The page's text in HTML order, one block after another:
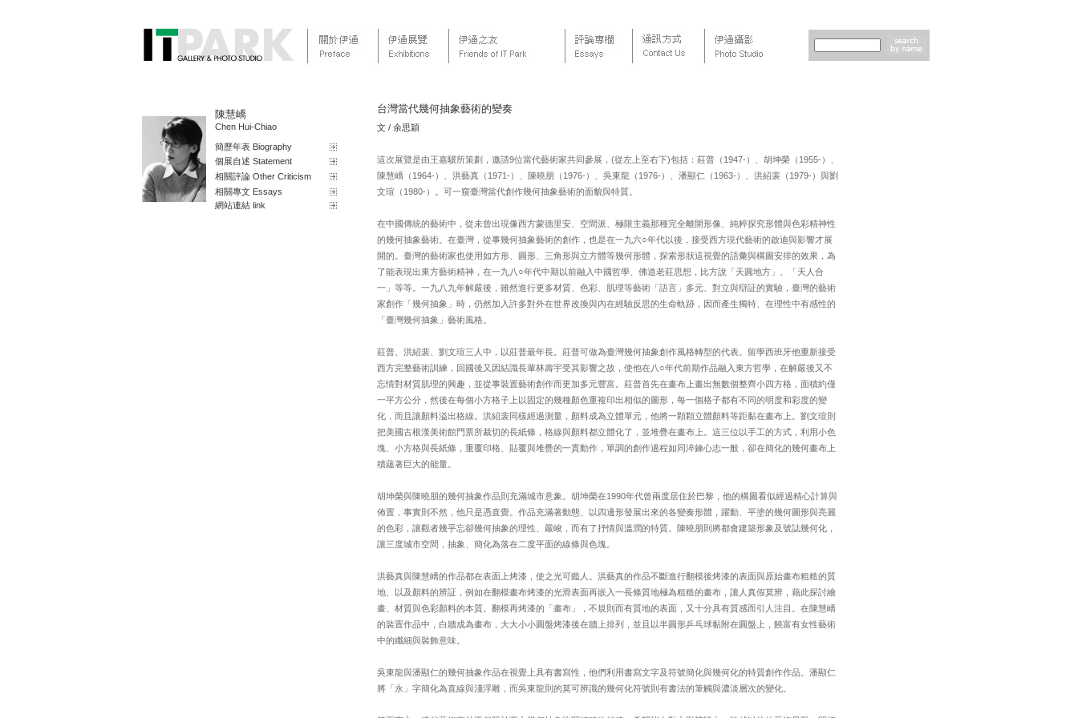
陳慧嶠
Chen Hui-Chiao
簡歷年表 Biography
個展自述 Statement
相關評論 Other Criticism
相關專文 Essays
網站連結 link
台灣當代幾何抽象藝術的變奏
文 / 余思穎
這次展覽是由王嘉驥所策劃，邀請9位當代藝術家共同參展，(從左上至右下)包括：莊普（1947-）、胡坤榮（1955-）、
陳慧嶠（1964-）、洪藝真（1971-）、陳曉朋（1976-）、吳東龍（1976-）、潘顯仁（1963-）、洪紹裴（1979-）與劉
文瑄（1980-）。可一窺臺灣當代創作幾何抽象藝術的面貌與特質。
在中國傳統的藝術中，從未曾出現像西方蒙德里安、空間派、極限主義那種完全離開形像、純粹探究形體與色彩精神性
的幾何抽象藝術。在臺灣，從事幾何抽象藝術的創作，也是在一九六○年代以後，接受西方現代藝術的啟迪與影響才展
開的。臺灣的藝術家也使用如方形、圓形、三角形與立方體等幾何形體，探索形狀這視覺的語彙與構圖安排的效果，為
了能表現出東方藝術精神，在一九八○年代中期以前融入中國哲學、佛道老莊思想，比方說「天圓地方」、「天人合
一」等等。一九八九年解嚴後，雖然進行更多材質、色彩、肌理等藝術「語言」多元、對立與辯証的實驗，臺灣的藝術
家創作「幾何抽象」時，仍然加入許多對外在世界改換與內在經驗反思的生命軌跡，因而產生獨特、在理性中有感性的
「臺灣幾何抽象」藝術風格。
莊普、洪紹裴、劉文瑄三人中，以莊普最年長。莊普可做為臺灣幾何抽象創作風格轉型的代表。留學西班牙他重新接受
西方完整藝術訓練，回國後又因結識長輩林壽宇受其影響之故，使他在八○年代前期作品融入東方哲學，在解嚴後又不
忘情對材質肌理的興趣，並從事裝置藝術創作而更加多元豐富。莊普首先在畫布上畫出無數個整齊小四方格，面積約僅
一平方公分，然後在每個小方格子上以固定的幾種顏色重複印出相似的圖形，每一個格子都有不同的明度和彩度的變
化，而且讓顏料溢出格線。洪紹裴同樣經過測量，顏料成為立體單元，他將一顆顆立體顏料等距黏在畫布上。劉文瑄則
把美國古根漢美術館門票所裁切的長紙條，格線與顏料都立體化了，並堆疊在畫布上。這三位以手工的方式，利用小色
塊、小方格與長紙條，重覆印格、貼覆與堆疊的一貫動作，單調的創作過程如同淬鍊心志一般，卻在簡化的幾何畫布上
積蘊著巨大的能量。
胡坤榮與陳曉朋的幾何抽象作品則充滿城市意象。胡坤榮在1990年代曾兩度居住於巴黎，他的構圖看似經過精心計算與
佈置，事實則不然，他只是憑直覺。作品充滿著動態、以四邊形發展出來的各變奏形體，躍動、平塗的幾何圖形與亮麗
的色彩，讓觀者幾乎忘卻幾何抽象的理性、嚴峻，而有了抒情與溫潤的特質。陳曉朋則將都會建築形象及號誌幾何化，
讓三度城市空間，抽象、簡化為落在二度平面的線條與色塊。
洪藝真與陳慧嶠的作品都在表面上烤漆，使之光可鑑人。洪藝真的作品不斷進行翻模後烤漆的表面與原始畫布粗糙的質
地、以及顏料的辨証，例如在翻模畫布烤漆的光滑表面再嵌入一長條質地極為粗糙的畫布，讓人真假莫辨，藉此探討繪
畫、材質與色彩顏料的本質。翻模再烤漆的「畫布」，不規則而有質地的表面，又十分具有質感而引人注目。在陳慧嶠
的裝置作品中，白牆成為畫布，大大小小圓盤烤漆後在牆上排列，並且以半圓形乒乓球黏附在圓盤上，饒富有女性藝術
中的纖細與裝飾意味。
吳東龍與潘顯仁的幾何抽象作品在視覺上具有書寫性，他們利用書寫文字及符號簡化與幾何化的特質創作作品。潘顯仁
將「永」字簡化為直線與淺浮雕，而吳東龍則的莫可辨識的幾何化符號則有書法的筆觸與濃淡層次的變化。